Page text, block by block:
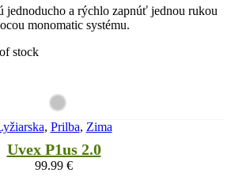
jednoducho a rýchlo zapnúť jednou rukou
monomatic systému.
stock
, Prilba, Zima
Uvex P1us 2.0
99.99 €